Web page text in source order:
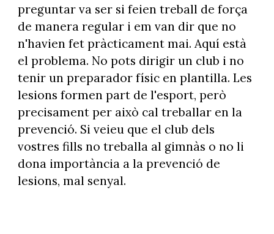
preguntar va ser si feien treball de força
de manera regular i em van dir que no
n'havien fet pràcticament mai. Aquí està
el problema. No pots dirigir un club i no
tenir un preparador físic en plantilla. Les
lesions formen part de l'esport, però
precisament per això cal treballar en la
prevenció. Si veieu que el club dels
vostres fills no treballa al gimnàs o no li
dona importància a la prevenció de
lesions, mal senyal.